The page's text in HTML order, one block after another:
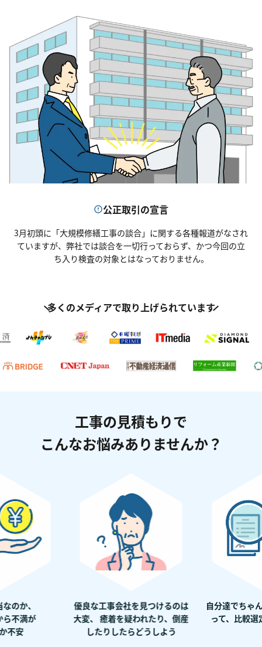
公正取引の宣言
3月初頭に「大規模修繕工事の談合」に関する各種報道がなされ
ていますが、 弊社では談合を一切行っておらず、かつ今回の立
ち入り検査の対象とはなっておりません。
多くのメディアで取り上げられています
工事の見積もりで
こんなお悩みありませんか？
のか、
ら不満が
不安
優良な工事会社を見つけるのは
大変、 癒着を疑われたり、倒産
したりしたらどうしよう
自分達でちゃ
って、比較